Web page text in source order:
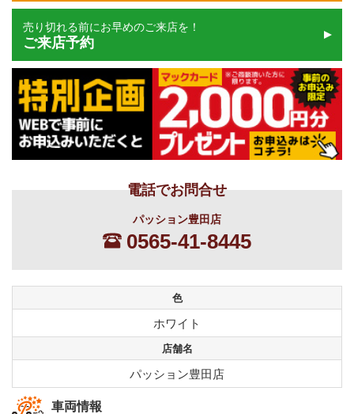
売り切れる前にお早めのご来店を！
ご来店予約
電話でお問合せ
パッション豊田店
0565-41-8445
色
ホワイト
店舗名
パッション豊田店
車両情報